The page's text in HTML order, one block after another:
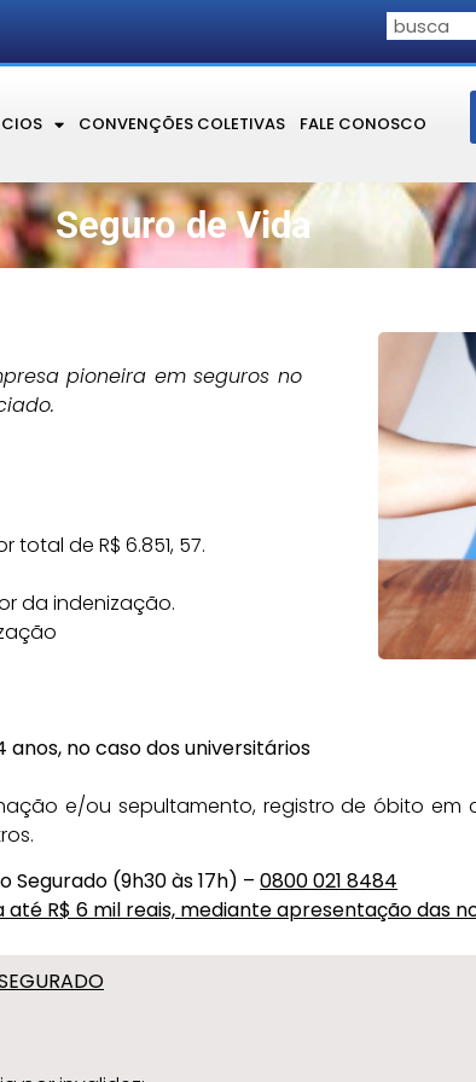
CONVENÇÕES COLETIVAS FALE CONOSCO
Seguro de Vida
pioneira em seguros no
de R$ 6.851, 57.
da indenização.
anos, no caso dos universitários
e/ou sepultamento, registro de óbito em
(9h30 às 17h) – 0800 021 8484
R$ 6 mil reais, mediante apresentação das